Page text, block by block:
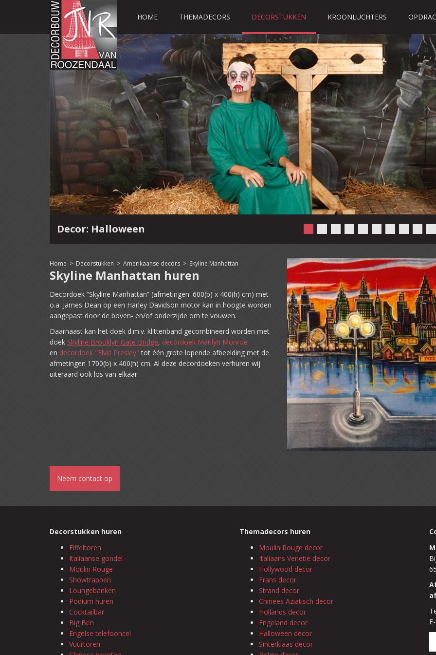
HOME THEMADECORS DECORSTUKKEN KROONLUCHTERS
Decor: Halloween
Home > Decorstukken > Amerikaanse decors > Skyline Manhattan
Skyline Manhattan huren
Decordoek “Skyline Manhattan” (afmetingen: 600(b) x 400(h) cm) met
o.a. James Dean op een Harley Davidson motor kan in hoogte worden
aangepast door de boven- en/of onderzijde om te vouwen.
Daarnaast kan het doek d.m.v. klittenband gecombineerd worden met
doek Skyline Brooklyn Gate Bridge, decordoek Marilyn Monroe
en decordoek "Elvis Presley" tot één grote lopende afbeelding met de
afmetingen 1700(b) x 400(h) cm. Al deze decordoeken verhuren wij
uiteraard ook los van elkaar.
Neem contact op
Decorstukken huren
Eiffeltoren
Italiaanse gondel
Moulin Rouge
Showtrappen
Loungebanken
Podium huren
Cocktailbar
Big Ben
Engelse telefooncel
Vuurtoren
Themadecors huren
Moulin Rouge decor
Italiaans Venetië decor
Hollywood decor
Frans decor
Strand decor
Chinees Aziatisch decor
Hollands decor
Engeland decor
Halloween decor
Sinterklaas decor